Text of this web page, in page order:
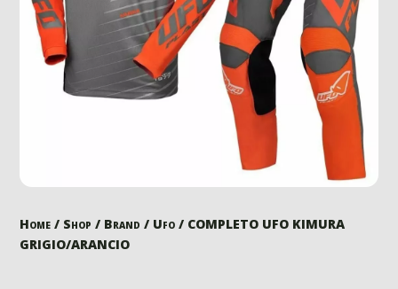
Home / Shop / Brand / Ufo / COMPLETO UFO KIMURA
GRIGIO/ARANCIO